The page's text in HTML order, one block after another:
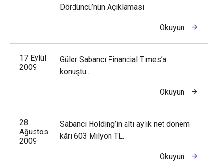
Dördüncü’nün Açıklaması
Okuyun
17 Eylül
2009
Güler Sabancı Financial Times’a
konuştu...
Okuyun
28
Ağustos
2009
Sabancı Holding’in altı aylık net dönem
kârı 603 Milyon TL.
Okuyun